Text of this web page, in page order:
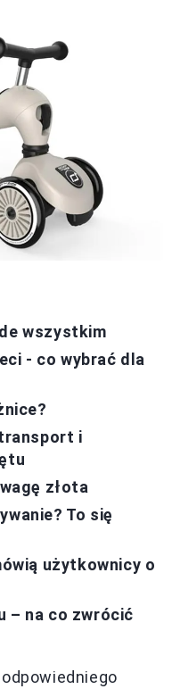
wszystkim
- co wybrać dla
i
złota
To się
użytkownicy o
– na co zwrócić